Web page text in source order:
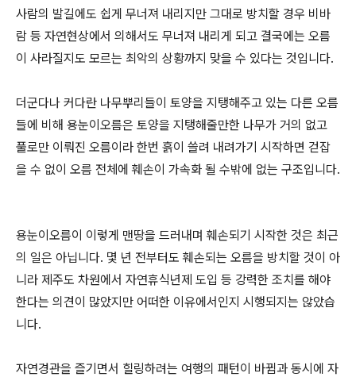
사람의 발길에도 쉽게 무너져 내리지만 그대로 방치할 경우 비바
람 등 자연현상에서 의해서도 무너져 내리게 되고 결국에는 오름
이 사라질지도 모르는 최악의 상황까지 맞을 수 있다는 것입니다.
더군다나 커다란 나무뿌리들이 토양을 지탱해주고 있는 다른 오름
들에 비해 용눈이오름은 토양을 지탱해줄만한 나무가 거의 없고
풀로만 이뤄진 오름이라 한번 흙이 쓸려 내려가기 시작하면 걷잡
을 수 없이 오름 전체에 훼손이 가속화 될 수밖에 없는 구조입니다.
용눈이오름이 이렇게 맨땅을 드러내며 훼손되기 시작한 것은 최근
의 일은 아닙니다. 몇 년 전부터도 훼손되는 오름을 방치할 것이 아
니라 제주도 차원에서 자연휴식년제 도입 등 강력한 조치를 해야
한다는 의견이 많았지만 어떠한 이유에서인지 시행되지는 않았습
니다.
자연경관을 즐기면서 힐링하려는 여행의 패턴이 바뀜과 동시에 자